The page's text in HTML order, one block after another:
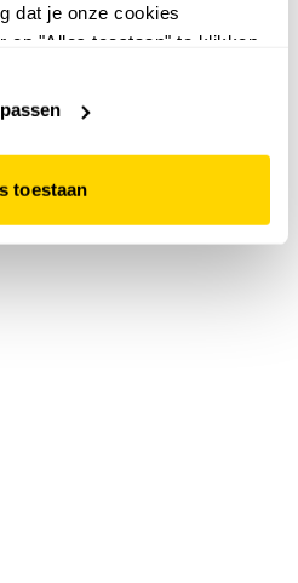
dat je onze cookies
op "Alles toestaan" te klikken.
toestaan